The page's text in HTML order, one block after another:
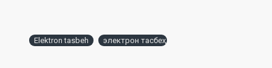
Elektron tasbeh электрон тасбеҳ